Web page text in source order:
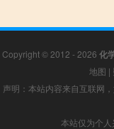
Copyright © 2012 - 2026 化
地图 |
声明：本站内容来自互联网
本站仅为个